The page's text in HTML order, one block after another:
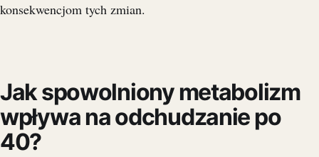
konsekwencjom tych zmian.
Jak spowolniony metabolizm
wpływa na odchudzanie po
40?